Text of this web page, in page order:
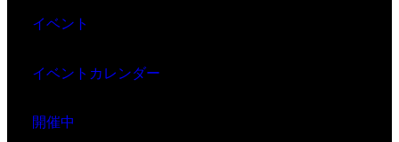
イベント
イベントカレンダー
開催中